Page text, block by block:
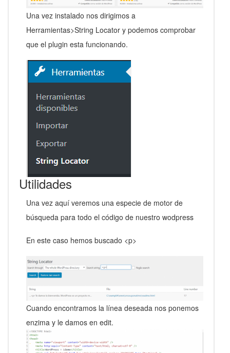
Una vez instalado nos dirigimos a
Herramientas>String Locator y podemos comprobar
que el plugin esta funcionando.
Utilidades
Una vez aquí veremos una especie de motor de
búsqueda para todo el código de nuestro wodpress
En este caso hemos buscado <p>
Cuando encontramos la línea deseada nos ponemos
enzima y le damos en edit.